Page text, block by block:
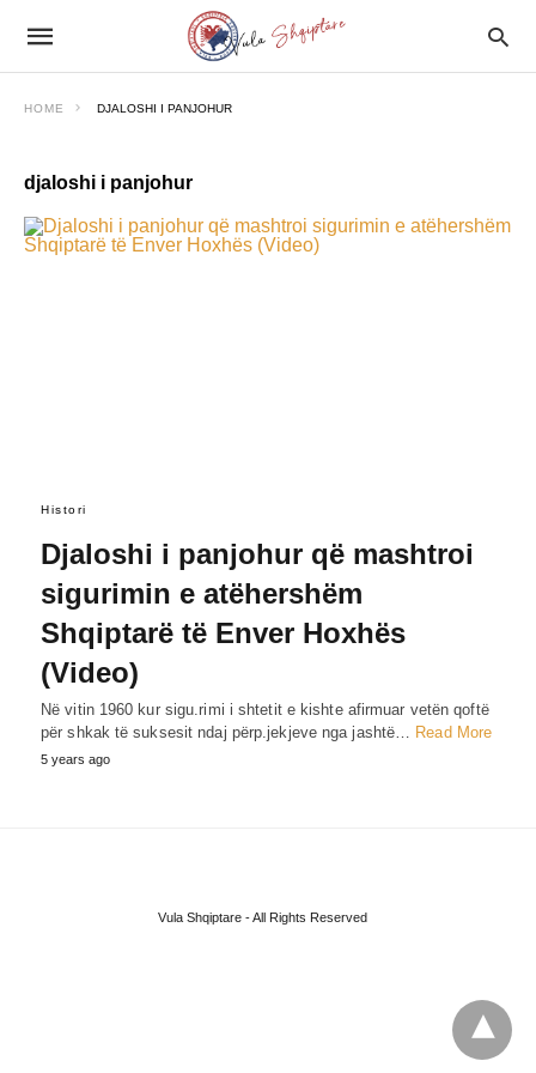
HOME DJALOSHI I PANJOHUR
djaloshi i panjohur
Histori
Djaloshi i panjohur që mashtroi
sigurimin e atëhershëm
Shqiptarë të Enver Hoxhës
(Video)
Në vitin 1960 kur sigu.rimi i shtetit e kishte afirmuar vetën qoftë
për shkak të suksesit ndaj përp.jekjeve nga jashtë… Read More
5 years ago
Vula Shqiptare - All Rights Reserved